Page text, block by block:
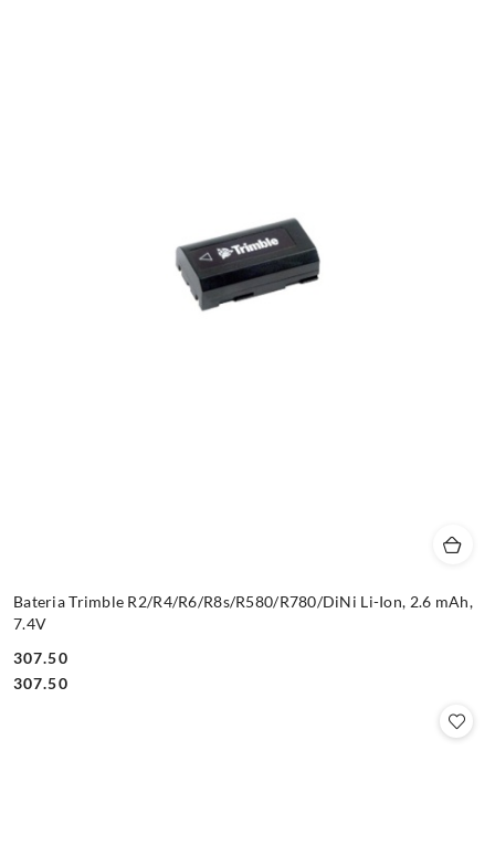
Bateria Trimble R2/R4/R6/R8s/R580/R780/DiNi Li-Ion, 2.6 mAh,
7.4V
Cena:
307.50
Cena:
307.50